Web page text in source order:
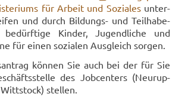
für Ar­beit und So­zia­lesun­ter­
und durch Bildungs-​ und Teil­ha­be­
Kin­der, Ju­gend­li­che und
für einen so­zia­len Aus­gleich sor­gen.
kön­nen Sie auch bei der für Sie
des Job­cen­ters (Neu­rup­
stel­len.